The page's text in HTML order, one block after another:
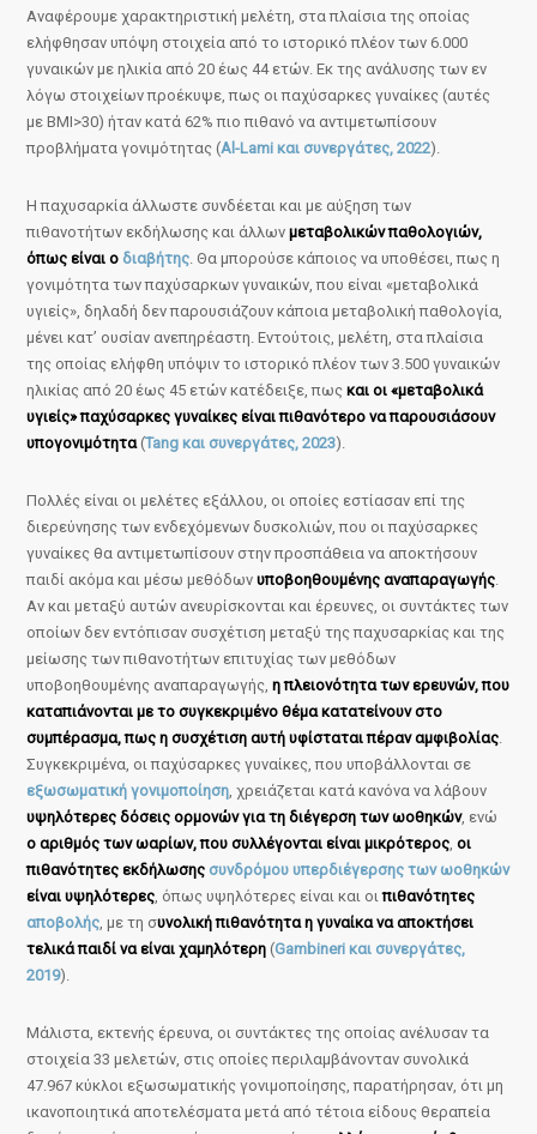
Αναφέρουμε χαρακτηριστική μελέτη, στα πλαίσια της οποίας
ελήφθησαν υπόψη στοιχεία από το ιστορικό πλέον των 6.000
γυναικών με ηλικία από 20 έως 44 ετών. Εκ της ανάλυσης των εν
λόγω στοιχείων προέκυψε, πως οι παχύσαρκες γυναίκες (αυτές
με BMI>30) ήταν κατά 62% πιο πιθανό να αντιμετωπίσουν
προβλήματα γονιμότητας (Al-Lami και συνεργάτες, 2022).
Η παχυσαρκία άλλωστε συνδέεται και με αύξηση των
πιθανοτήτων εκδήλωσης και άλλωνμεταβολικών παθολογιών,
όπως είναι ο διαβήτης. Θα μπορούσε κάποιος να υποθέσει, πως η
γονιμότητα των παχύσαρκων γυναικών, που είναι «μεταβολικά
υγιείς», δηλαδή δεν παρουσιάζουν κάποια μεταβολική παθολογία,
μένει κατ’ ουσίαν ανεπηρέαστη. Εντούτοις, μελέτη, στα πλαίσια
της οποίας ελήφθη υπόψιν το ιστορικό πλέον των 3.500 γυναικών
ηλικίας από 20 έως 45 ετών κατέδειξε, πωςκαι οι «μεταβολικά
υγιείς» παχύσαρκες γυναίκες είναι πιθανότερο να παρουσιάσουν
υπογονιμότητα(Tang και συνεργάτες, 2023).
Πολλές είναι οι μελέτες εξάλλου, οι οποίες εστίασαν επί της
διερεύνησης των ενδεχόμενων δυσκολιών, που οι παχύσαρκες
γυναίκες θα αντιμετωπίσουν στην προσπάθεια να αποκτήσουν
παιδί ακόμα και μέσω μεθόδωνυποβοηθουμένης αναπαραγωγής.
Αν και μεταξύ αυτών ανευρίσκονται και έρευνες, οι συντάκτες των
οποίων δεν εντόπισαν συσχέτιση μεταξύ της παχυσαρκίας και της
μείωσης των πιθανοτήτων επιτυχίας των μεθόδων
υποβοηθουμένης αναπαραγωγής,η πλειονότητα των ερευνών, που
καταπιάνονται με το συγκεκριμένο θέμα κατατείνουν στο
συμπέρασμα, πως η συσχέτιση αυτή υφίσταται πέραν αμφιβολίας.
Συγκεκριμένα, οι παχύσαρκες γυναίκες, που υποβάλλονται σε
εξωσωματική γονιμοποίηση, χρειάζεται κατά κανόνα να λάβουν
υψηλότερες δόσεις ορμονών για τη διέγερση των ωοθηκών, ενώ
ο αριθμός των ωαρίων, που συλλέγονται είναι μικρότερος,οι
πιθανότητες εκδήλωσης συνδρόμου υπερδιέγερσης των ωοθηκών
είναι υψηλότερες, όπως υψηλότερες είναι και οιπιθανότητες
αποβολής, με τη συνολική πιθανότητα η γυναίκα να αποκτήσει
τελικά παιδί να είναι χαμηλότερη (Gambineri και συνεργάτες,
2019).
Μάλιστα, εκτενής έρευνα, οι συντάκτες της οποίας ανέλυσαν τα
στοιχεία 33 μελετών, στις οποίες περιλαμβάνονταν συνολικά
47.967 κύκλοι εξωσωματικής γονιμοποίησης, παρατήρησαν, ότι μη
ικανοποιητικά αποτελέσματα μετά από τέτοια είδους θεραπεία